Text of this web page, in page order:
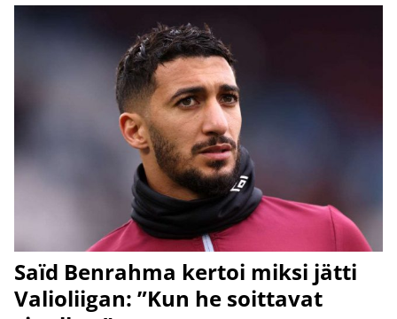
Saïd Benrahma kertoi miksi jätti
Valioliigan: ”Kun he soittavat